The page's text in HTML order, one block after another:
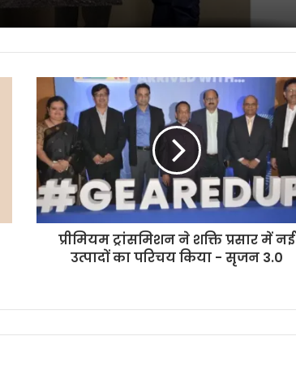
प्रीमियम ट्रांसमिशन ने शक्ति प्रसार में नई
उत्पादों का परिचय किया - सृजन 3.0